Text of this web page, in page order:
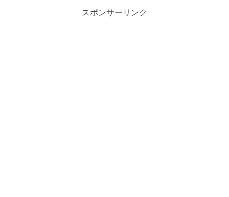
をやめて帰ってきた、言い出
せなくてごめんとなんとか言
た。しかし樋口（赤楚衛二）
が機転を利かせて電話を切っ
スポンサーリンク